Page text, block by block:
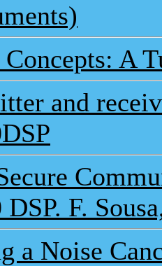
A
and
F.
a Noise